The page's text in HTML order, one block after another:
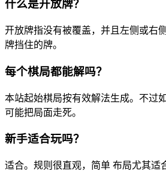
什么是开放牌？
开放牌指没有被覆盖，并且左侧或右
牌挡住的牌。
每个棋局都能解吗？
本站起始棋局按有效解法生成。不过
可能把局面走死。
新手适合玩吗？
适合。规则很直观，简单 布局尤其适